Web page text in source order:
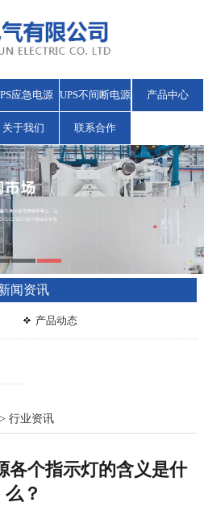
应急电源 UPS不间断电源 产品中心
关于我们 联系合作
闻资讯
产品动态
行业资讯
各个指示灯的含义是什
么？